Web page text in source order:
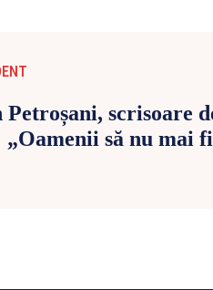
scrisoare
să nu mai